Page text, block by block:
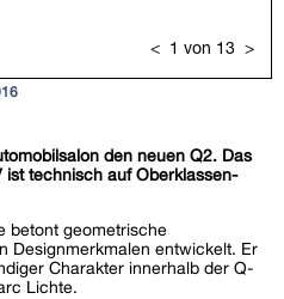
den neuen Q2. Das
ist technisch auf Oberklassen-
betont geometrische
Designmerkmalen entwickelt. Er
Charakter innerhalb der Q-
Lichte.